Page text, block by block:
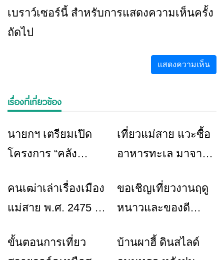
เบราว์เซอร์นี้ สำหรับการแสดงความเห็นครั้ง
ถัดไป
เรื่องที่เกี่ยวข้อง
ข่าวเชียงราย
นายกฯ เตรียมเปิด
โครงการ “คลัง
เศรษฐกิจ จ.เชียงราย
ท่องเที่ยว
เที่ยวแม่สาย แวะซื้อ
อาหารทะเล มาจาก
ข่าวเชียงราย
คนเฒ่าเล่าเรื่องเมือง
แม่สาย พ.ศ. 2475 –
ข่าวเชียงราย
ขอเชิญเที่ยวงานฤดู
หนาวและของดี
15-24 ธันวาคม 2566
ท่องเที่ยว
ขั้นตอนการเที่ยว
ข่าวเชียงราย
บ้านผาฮี้ ดินสไลด์